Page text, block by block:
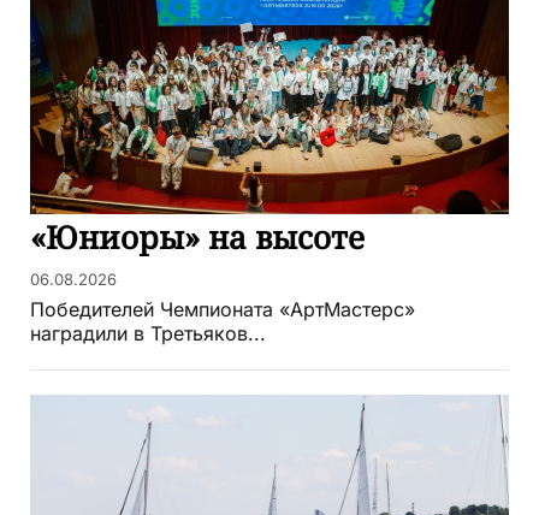
«Юниоры» на высоте
06.08.2026
Победителей Чемпионата «АртМастерс»
наградили в Третьяков...